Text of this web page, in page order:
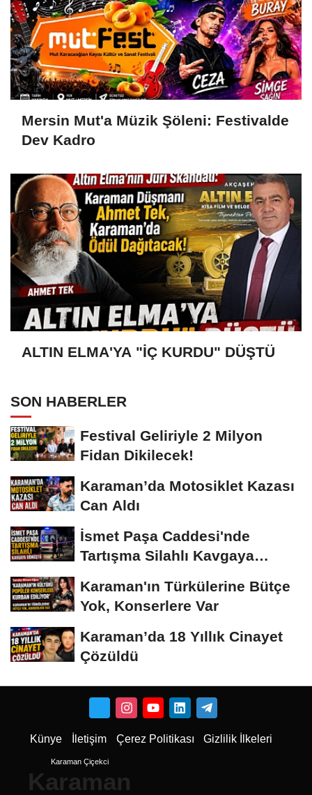
Mersin Mut'a Müzik Şöleni: Festivalde
Dev Kadro
ALTIN ELMA'YA "İÇ KURDU" DÜŞTÜ
SON HABERLER
Festival Geliriyle 2 Milyon
Fidan Dikilecek!
Karaman’da Motosiklet Kazası
Can Aldı
İsmet Paşa Caddesi'nde
Tartışma Silahlı Kavgaya
Karaman'ın Türkülerine Bütçe
Yok, Konserlere Var
Karaman’da 18 Yıllık Cinayet
Çözüldü
Künye İletişim Çerez Politikası Gizlilik İlkeleri
Karaman Çiçekci
Karaman